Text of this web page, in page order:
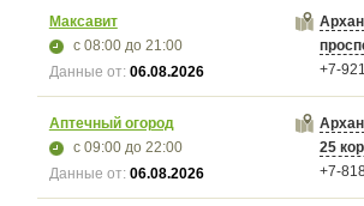
Максавит
с 08:00до 21:00
Данные от: 06.08.2026
+7-
Аптечный огород
с 09:00до 22:00
Данные от: 06.08.2026
25
+7-